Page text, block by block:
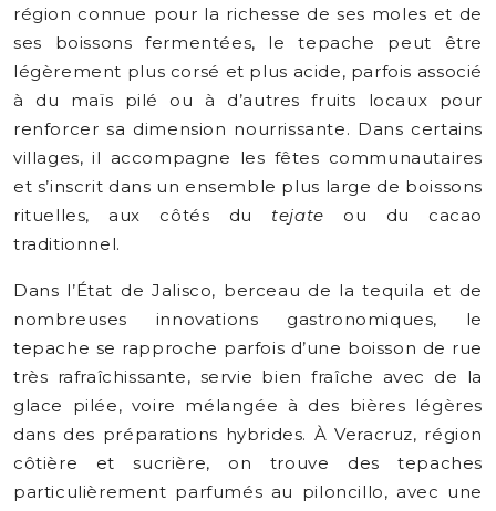
région connue pour la richesse de ses moles et de
ses boissons fermentées, le tepache peut être
légèrement plus corsé et plus acide, parfois associé
à du maïs pilé ou à d’autres fruits locaux pour
renforcer sa dimension nourrissante. Dans certains
villages, il accompagne les fêtes communautaires
et s’inscrit dans un ensemble plus large de boissons
rituelles, aux côtés du tejate ou du cacao
traditionnel.
Dans l’État de Jalisco, berceau de la tequila et de
nombreuses innovations gastronomiques, le
tepache se rapproche parfois d’une boisson de rue
très rafraîchissante, servie bien fraîche avec de la
glace pilée, voire mélangée à des bières légères
dans des préparations hybrides. À Veracruz, région
côtière et sucrière, on trouve des tepaches
particulièrement parfumés au piloncillo, avec une